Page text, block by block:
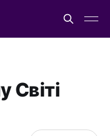
Світі